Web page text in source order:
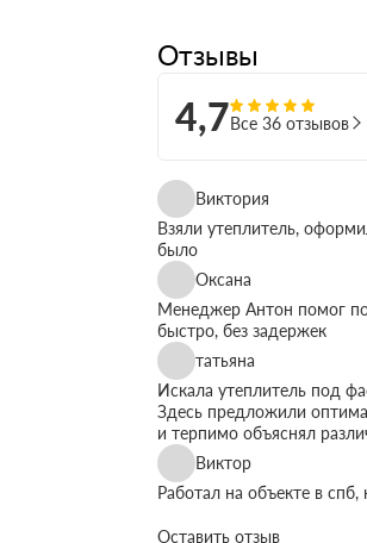
Отзывы
4,7Все 36 отзывов
Виктория
Взяли утеплитель,
было
Оксана
Менеджер Антон помог
быстро, без задержек
татьяна
Искала утеплитель под
Здесь предложили
и терпимо объяснял
Виктор
Работал на объекте в
Оставить отзыв